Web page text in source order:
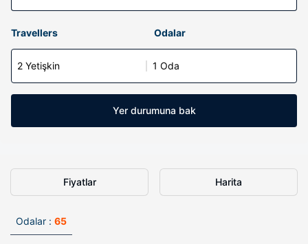
Travellers Odalar
2 Yetişkin 1 Oda
Yer durumuna bak
Fiyatlar Harita
Odalar : 65